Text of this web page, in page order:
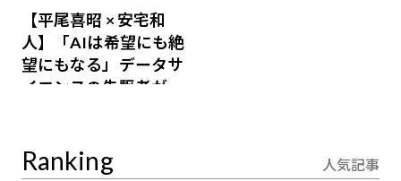
【平尾喜昭 × 安宅和
人】「AIは希望にも絶
望にもなる」データサ
イエンスの先駆者が語
Ranking 人気記事